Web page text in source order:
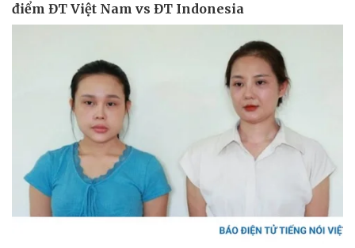
Doanh nghiệp
Thông tin doanh nghiệp
Công nghệ
Sành điệu
Tin Công nghệ